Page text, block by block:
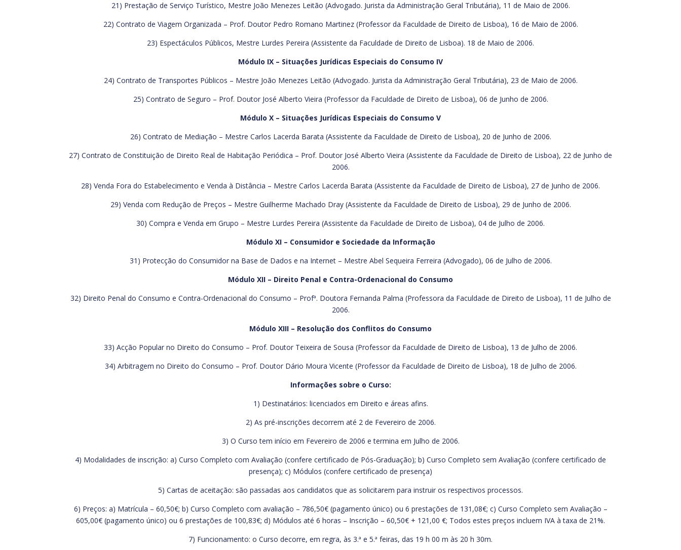
21) Prestação de Serviço Turístico, Mestre João Menezes Leitão (Advogado. Jurista da Administração Geral Tributária), 11 de Maio de 2006.
22) Contrato de Viagem Organizada – Prof. Doutor Pedro Romano Martinez (Professor da Faculdade de Direito de Lisboa), 16 de Maio de 2006.
23) Espectáculos Públicos, Mestre Lurdes Pereira (Assistente da Faculdade de Direito de Lisboa). 18 de Maio de 2006.
Módulo IX – Situações Jurídicas Especiais do Consumo IV
24) Contrato de Transportes Públicos – Mestre João Menezes Leitão (Advogado. Jurista da Administração Geral Tributária), 23 de Maio de 2006.
25) Contrato de Seguro – Prof. Doutor José Alberto Vieira (Professor da Faculdade de Direito de Lisboa), 06 de Junho de 2006.
Módulo X – Situações Jurídicas Especiais do Consumo V
26) Contrato de Mediação – Mestre Carlos Lacerda Barata (Assistente da Faculdade de Direito de Lisboa), 20 de Junho de 2006.
27) Contrato de Constituição de Direito Real de Habitação Periódica – Prof. Doutor José Alberto Vieira (Assistente da Faculdade de Direito de Lisboa), 22 de Junho de
2006.
28) Venda Fora do Estabelecimento e Venda à Distância – Mestre Carlos Lacerda Barata (Assistente da Faculdade de Direito de Lisboa), 27 de Junho de 2006.
29) Venda com Redução de Preços – Mestre Guilherme Machado Dray (Assistente da Faculdade de Direito de Lisboa), 29 de Junho de 2006.
30) Compra e Venda em Grupo – Mestre Lurdes Pereira (Assistente da Faculdade de Direito de Lisboa), 04 de Julho de 2006.
Módulo XI – Consumidor e Sociedade da Informação
31) Protecção do Consumidor na Base de Dados e na Internet – Mestre Abel Sequeira Ferreira (Advogado), 06 de Julho de 2006.
Módulo XII – Direito Penal e Contra-Ordenacional do Consumo
32) Direito Penal do Consumo e Contra-Ordenacional do Consumo – Profª. Doutora Fernanda Palma (Professora da Faculdade de Direito de Lisboa), 11 de Julho de
2006.
Módulo XIII – Resolução dos Conflitos do Consumo
33) Acção Popular no Direito do Consumo – Prof. Doutor Teixeira de Sousa (Professor da Faculdade de Direito de Lisboa), 13 de Julho de 2006.
34) Arbitragem no Direito do Consumo – Prof. Doutor Dário Moura Vicente (Professor da Faculdade de Direito de Lisboa), 18 de Julho de 2006.
Informações sobre o Curso:
1) Destinatários: licenciados em Direito e áreas afins.
2) As pré-inscrições decorrem até 2 de Fevereiro de 2006.
3) O Curso tem início em Fevereiro de 2006 e termina em Julho de 2006.
4) Modalidades de inscrição: a) Curso Completo com Avaliação (confere certificado de Pós-Graduação); b) Curso Completo sem Avaliação (confere certificado de
presença); c) Módulos (confere certificado de presença)
5) Cartas de aceitação: são passadas aos candidatos que as solicitarem para instruir os respectivos processos.
6) Preços: a) Matrícula – 60,50€; b) Curso Completo com avaliação – 786,50€ (pagamento único) ou 6 prestações de 131,08€; c) Curso Completo sem Avaliação –
605,00€ (pagamento único) ou 6 prestações de 100,83€; d) Módulos até 6 horas – Inscrição – 60,50€ + 121,00 €; Todos estes preços incluem IVA à taxa de 21%.
7) Funcionamento: o Curso decorre, em regra, às 3.ª e 5.ª feiras, das 19 h 00 m às 20 h 30m.